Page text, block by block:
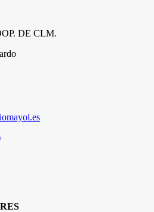
DE CLM.